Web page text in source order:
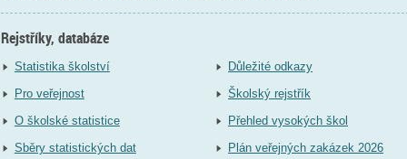
Rejstříky, databáze
Statistika školství
Pro veřejnost
O školské statistice
Sběry statistických dat
Důležité odkazy
Školský rejstřík
Přehled vysokých škol
Plán veřejných zakázek 2026